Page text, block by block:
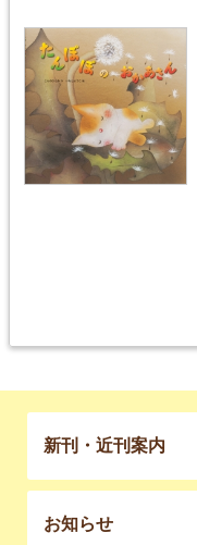
新刊・近刊案内
お知らせ